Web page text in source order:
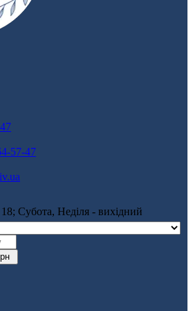
57-47
Субота, Неділя - вихідний